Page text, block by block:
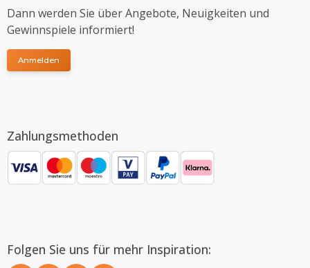
Dann werden Sie über Angebote, Neuigkeiten und
Gewinnspiele informiert!
Anmelden
Zahlungsmethoden
Folgen Sie uns für mehr Inspiration: